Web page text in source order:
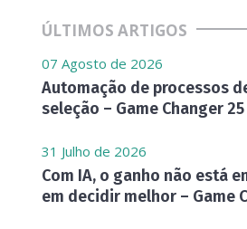
ÚLTIMOS ARTIGOS
07 Agosto de 2026
Automação de processos
seleção – Game Changer 25
31 Julho de 2026
Com IA, o ganho não está
em decidir melhor – Game